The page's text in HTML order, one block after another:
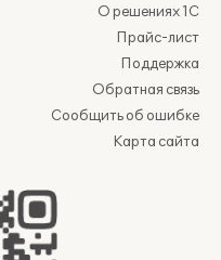
О решениях 1С
Прайс-лист
Поддержка
Обратная связь
Сообщить об ошибке
Карта сайта